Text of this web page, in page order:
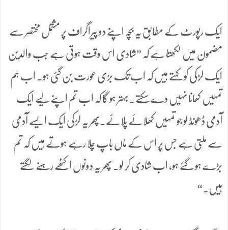
ایک رپورٹ کے مطابق یہ بچہ اپنے دو پیراگراف پر مشتمل مختصر سے
مضمون میں لکھتا ہے کہ ”شادی اس وقت ہوتی ہے جب والدین
ایک لڑکی کو کہتے ہیں کہ اب تک بڑی عورت بن گئی ہو۔ اب ہم
تمہیں کھانا نہیں دے سکتے۔ بہتر ہو گا کہ اب تم اپنے لیے ایک
آدمی ڈھونڈ لو جو تمہیں کھلائے پلائے۔پھر یہ لڑکی ایک ایسے آدمی
سے ملتی ہے جس پر اس کے ماں باپ چلا رہے ہوتے ہیں کہ تم
بڑے ہو گئے ہو، اب شادی کر لو۔ پھر یہ دونوں اکٹھے رہنے لگتے
ہیں۔“